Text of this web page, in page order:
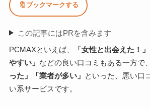
🔖 ブックマークする
この記事にはPRを含みます
PCMAXといえば、
「女性と出会えた！
やすい」 などの良い口コミもある一方で、
った」「業者が多い」 といった、悪い口
い系サービスです。